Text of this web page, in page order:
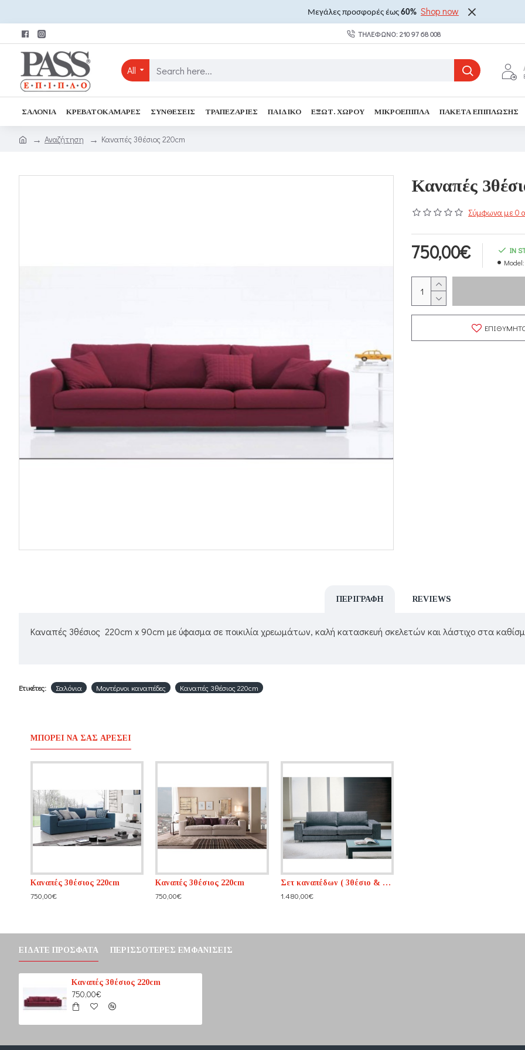
Μεγάλες προσφορές έως 60% Shop now
ΤΗΛΈΦΩΝΟ: 210 97 68 008
All
ΣΑΛΌΝΙΑ ΚΡΕΒΑΤΟΚΆΜΑΡΕΣ ΣΥΝΘΈΣΕΙΣ ΤΡΑΠΕΖΑΡΊΕΣ ΠΑΙΔΙΚΌ ΕΞΩΤ. ΧΏΡΟΥ ΜΙΚΡΟΈΠΙΠΛΑ ΠΑΚΈΤΑ ΕΠΊΠΛΩΣΗΣ
Αναζήτηση Καναπές 3θέσιος 220cm
Καναπές
Σύμφωνα με 0
750,00€
IN
Model:
ΠΕΡΙΓΡΑΦΉ REVIEWS
Καναπές 3θέσιος 220cm x 90cm με ύφασμα σε ποικιλία χρεωμάτων, καλή κατασκευή σκελετών και λάστιχο στα
Ετικέτες: Σαλόνια Μοντέρνοι καναπέδες Καναπές 3θέσιος 220cm
ΜΠΟΡΕΊ ΝΑ ΣΑΣ ΑΡΈΣΕΙ
Καναπές 3θέσιος 220cm
750,00€
Καναπές 3θέσιος 220cm
750,00€
Σετ καναπέδων ( 3θέσιο & 2θέσιο )
1.480,00€
ΕΊΔΑΤΕ ΠΡΌΣΦΑΤΑ ΠΕΡΙΣΣΌΤΕΡΕΣ ΕΜΦΑΝΊΣΕΙΣ
Καναπές 3θέσιος 220cm
750,00€